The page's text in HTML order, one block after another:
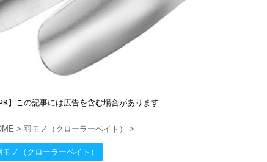
PR】この記事には広告を含む場合があります
> 羽モノ（クローラーベイト） >
モノ（クローラーベイト）